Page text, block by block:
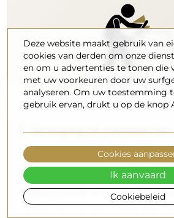
Lees meer tips op onze blog.
Levering aan huis
Deze website maakt gebruik van
cookies van derden om onze
en om u advertenties te tonen die
met uw voorkeuren door uw
analyseren. Om uw toestemming
gebruik ervan, drukt u op de knop
Cookiebeleid
Cookies
Ik aanvaard